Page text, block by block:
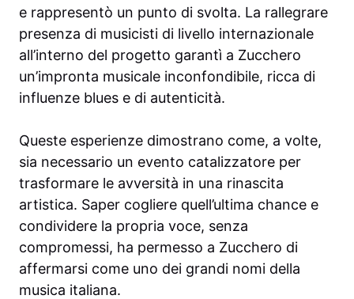
e rappresentò un punto di svolta. La rallegrare
presenza di musicisti di livello internazionale
all’interno del progetto garantì a Zucchero
un’impronta musicale inconfondibile, ricca di
influenze blues e di autenticità.
Queste esperienze dimostrano come, a volte,
sia necessario un evento catalizzatore per
trasformare le avversità in una rinascita
artistica. Saper cogliere quell’ultima chance e
condividere la propria voce, senza
compromessi, ha permesso a Zucchero di
affermarsi come uno dei grandi nomi della
musica italiana.